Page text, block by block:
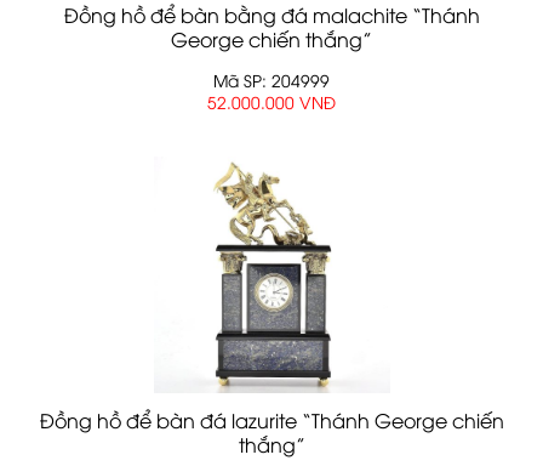
Đồng hồ để bàn bằng đá malachite “Thánh
George chiến thắng”
Mã SP: 204999
52.000.000 VNĐ
Đồng hồ để bàn đá lazurite “Thánh George chiến
thắng”